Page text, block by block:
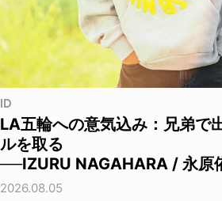
ID
LA五輪への意気込み：兄弟で
ルを取る
──IZURU NAGAHARA / 永原
2026.08.05